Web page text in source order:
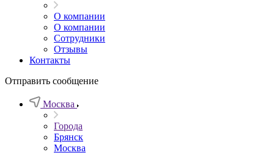
О компании
О компании
Сотрудники
Отзывы
Контакты
Отправить сообщение
Москва
Города
Брянск
Москва